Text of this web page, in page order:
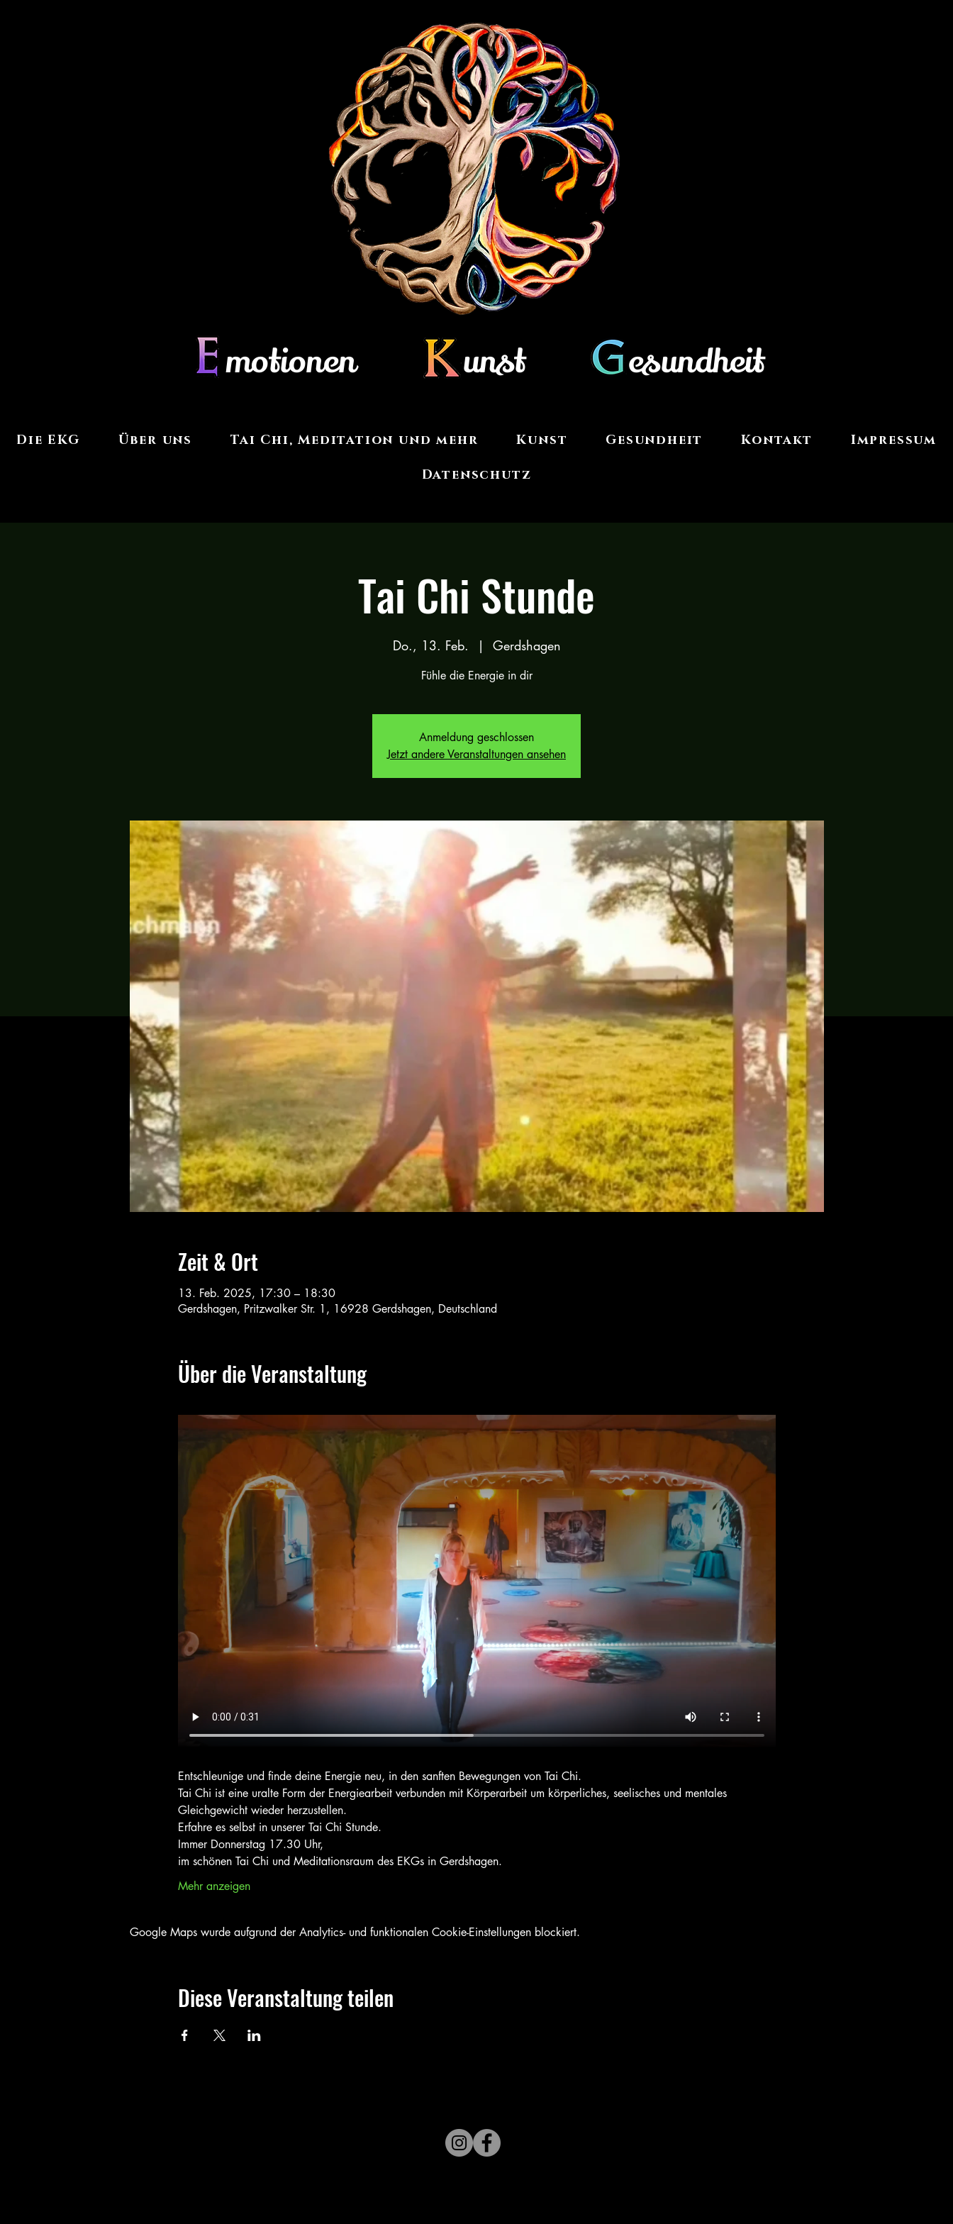
motionen unst esundheit
Die EKG Über uns Tai Chi, Meditation und mehr Kunst Gesundheit Kontakt Impressum
Datenschutz
Tai Chi Stunde
Do., 13. Feb.
  |
Gerdshagen
Fühle die Energie in dir
Anmeldung geschlossen
Jetzt andere Veranstaltungen ansehen
Zeit & Ort
13. Feb. 2025, 17:30 – 18:30
Gerdshagen, Pritzwalker Str. 1, 16928 Gerdshagen, Deutschland
Über die Veranstaltung
Entschleunige und finde deine Energie neu, in den sanften Bewegungen von Tai Chi.
Tai Chi ist eine uralte Form der Energiearbeit verbunden mit Körperarbeit um körperliches, seelisches und mentales
Gleichgewicht wieder herzustellen.
Erfahre es selbst in unserer Tai Chi Stunde.
Immer Donnerstag 17.30 Uhr,
im schönen Tai Chi und Meditationsraum des EKGs in Gerdshagen.
Mehr anzeigen
Google Maps wurde aufgrund der Analytics- und funktionalen Cookie-Einstellungen blockiert.
Diese Veranstaltung teilen